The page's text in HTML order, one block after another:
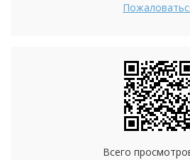
Всего